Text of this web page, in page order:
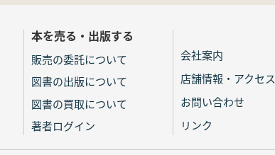
本を売る・出版する
販売の委託について
図書の出版について
図書の買取について
著者ログイン
会社案内
店舗情報・アクセス
お問い合わせ
リンク